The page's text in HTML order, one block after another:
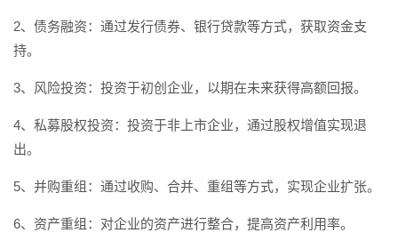
2、债务融资：通过发行债券、银行贷款等方式，获取资金支
持。
3、风险投资：投资于初创企业，以期在未来获得高额回报。
4、私募股权投资：投资于非上市企业，通过股权增值实现退
出。
5、并购重组：通过收购、合并、重组等方式，实现企业扩张。
6、资产重组：对企业的资产进行整合，提高资产利用率。